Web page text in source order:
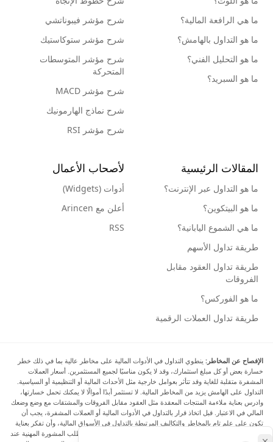
ما هي الرافعة المالية؟
ما هو التداول بالهامش؟
ما هو التحليل الفني؟
ما هو السبريد؟
شرح مؤشر فيبوناتشي
شرح مؤشر ستوكاستيك
شرح مؤشر المتوسطات
المتحركة
شرح مؤشر MACD
شرح نماذج الهارمونيك
شرح مؤشر RSI
المقالات الرئيسية
ما هو التداول عبر الإنترنت؟
ما هو البيتكوين؟
ما هي الشموع اليابانية؟
طريقة تداول الأسهم
طريقة تداول العقود مقابل
الفروقات
ما هو الفوركس؟
طريقة تداول العملات الرقمية
لأصحاب الأعمال
أدوات (Widgets)
أعلن مع Arincen
RSS
الإفصاح عن المخاطر: ينطوي التداول في الأدوات المالية على مخاطر عالية بما في ذلك خطر
خسارة بعض أو كل مبلغ استثمارك، وقد لا يكون مناسبًا لجميع المستثمرين. أسعار العملات
المشفرة متقلبة للغاية وقد تتأثر بعوامل خارجية مثل الأحداث المالية أو التنظيمية أو السياسية.
التداول على الهامش يزيد من المخاطر المالية. لا تستثمر أبدًا أموالًا لا يمكنك تحمل خسارتها،
وادرس بعناية ملاءمة المنتجات المعقدة مثل العقود مقابل الفروقات والمشتقات مع وضع وضعك
المالي في الاعتبار. قبل اتخاذ قرار بالتداول في الأدوات المالية أو العملات المشفرة، يجب أن
تكون على علم تام بالمخاطر والتكاليف المرتبطة بالتداول في الأسواق المالية، وأن تفكر بعناية
في أهدافك الاستثمارية ومستوى خبرتك ورغبتك في المخاطرة، وأن تطلب المشورة المهنية عند